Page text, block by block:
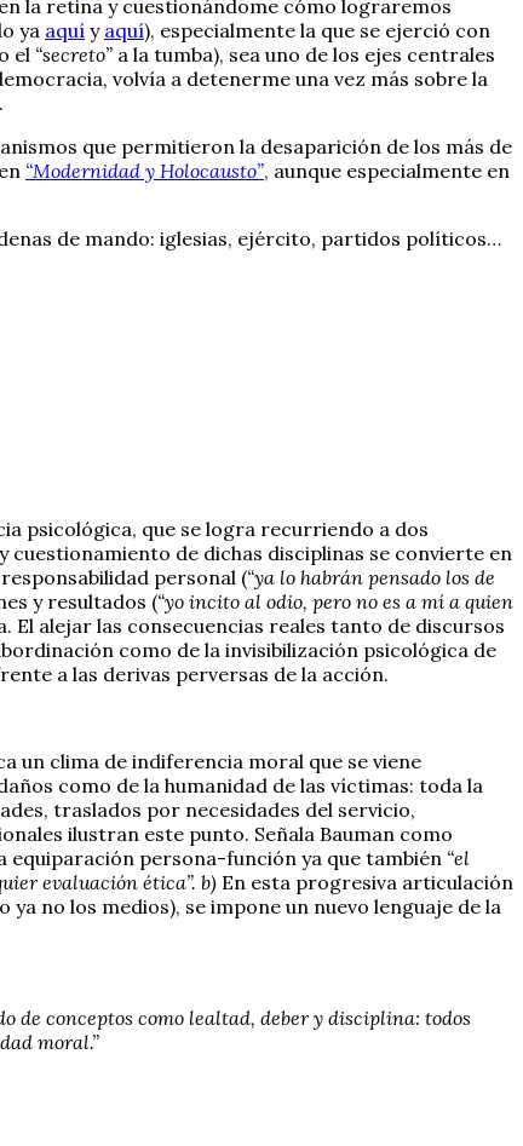
la retina y cuestionándome cómo lograremos
ya aquí y aquí), especialmente la que se ejerció con
el “secreto” a la tumba), sea uno de los ejes centrales
volvía a detenerme una vez más sobre la
que permitieron la desaparición de los más de
“Modernidad y Holocausto”, aunque especialmente en
de mando: iglesias, ejército, partidos políticos…
psicológica, que se logra recurriendo a dos
de dichas disciplinas se convierte en
personal (“ya lo habrán pensado los de
y resultados (“yo incito al odio, pero no es a mí a quien
El alejar las consecuencias reales tanto de discursos
como de la invisibilización psicológica de
a las derivas perversas de la acción.
un clima de indiferencia moral que se viene
como de la humanidad de las víctimas: toda la
traslados por necesidades del servicio,
ilustran este punto. Señala Bauman como
equiparación persona-función ya que también “el
evaluación ética”. b) En esta progresiva articulación
no los medios), se impone un nuevo lenguaje de la
de conceptos como lealtad, deber y disciplina: todos
moral.”